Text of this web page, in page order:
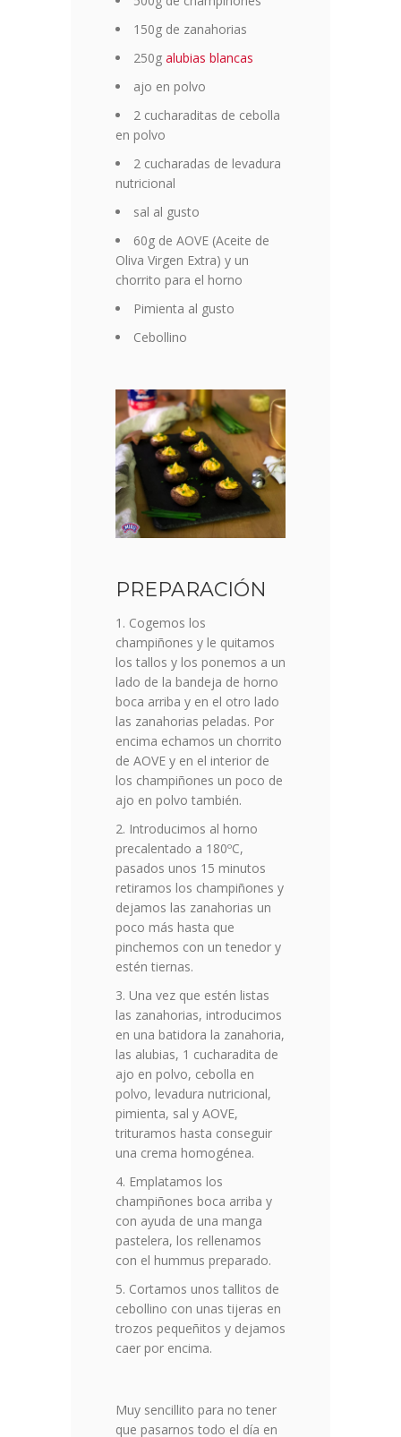
150g de zanahorias
250g alubias blancas
ajo en polvo
2 cucharaditas de cebolla
en polvo
2 cucharadas de levadura
nutricional
sal al gusto
60g de AOVE (Aceite de
Oliva Virgen Extra) y un
chorrito para el horno
Pimienta al gusto
Cebollino
PREPARACIÓN
Cogemos los
champiñones y le quitamos
los tallos y los ponemos a un
lado de la bandeja de horno
boca arriba y en el otro lado
las zanahorias peladas. Por
encima echamos un chorrito
de AOVE y en el interior de
los champiñones un poco de
ajo en polvo también.
Introducimos al horno
precalentado a 180ºC,
pasados unos 15 minutos
retiramos los champiñones y
dejamos las zanahorias un
poco más hasta que
pinchemos con un tenedor y
estén tiernas.
Una vez que estén listas
las zanahorias, introducimos
en una batidora la zanahoria,
las alubias, 1 cucharadita de
ajo en polvo, cebolla en
polvo, levadura nutricional,
pimienta, sal y AOVE,
trituramos hasta conseguir
una crema homogénea.
Emplatamos los
champiñones boca arriba y
con ayuda de una manga
pastelera, los rellenamos
con el hummus preparado.
Cortamos unos tallitos de
cebollino con unas tijeras en
trozos pequeñitos y dejamos
caer por encima.
Muy sencillito para no tener
que pasarnos todo el día en